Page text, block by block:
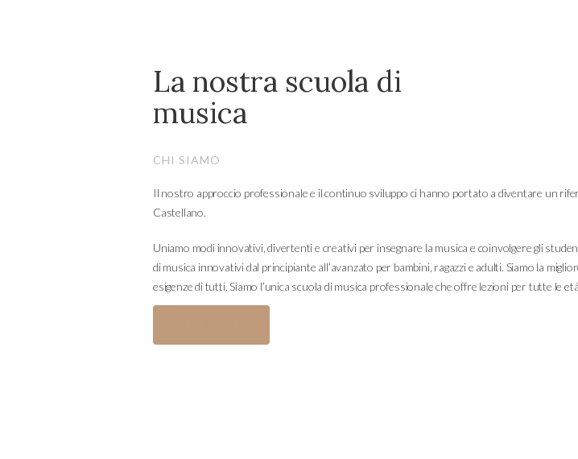
La nostra scuola di
musica
CHI SIAMO
Il nostro approccio professionale e il continuo sviluppo ci hanno portato a diventare un
Castellano.
Uniamo modi innovativi, divertenti e creativi per insegnare la musica e coinvolgere gli
di musica innovativi dal principiante all’avanzato per bambini, ragazzi e adulti. Siamo la
esigenze di tutti. Siamo l’unica scuola di musica professionale che offre lezioni per tutte le